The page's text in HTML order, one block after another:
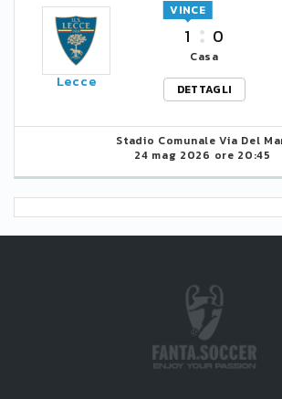
Lecce
1
VINCE
0
Casa
DETTAGLI
Stadio Comunale Via Del
24 mag 2026 ore 20:45